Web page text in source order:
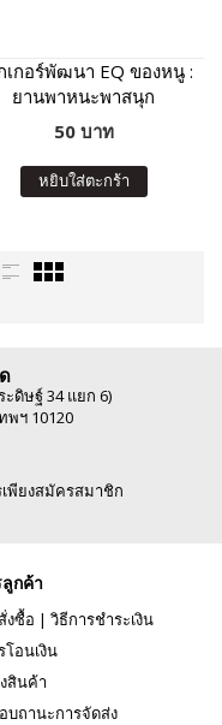
เกอร์พัฒนา EQ ของหนู :
ยานพาหนะพาสนุก
50 บาท
หยิบใส่ตะกร้า
ดิษฐ์ 34 แยก 6)
พฯ 10120
พียงสมัครสมาชิก
กค้า
งซื้อ | วิธีการชำระเงิน
โอนเงิน
สินค้า
บถานะการจัดส่ง